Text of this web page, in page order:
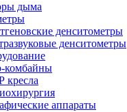
дыма
денситометры
денситометры
комбайны
кресла
аппараты